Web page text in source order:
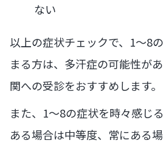
ない
以上の症状チェックで、1～8
まる方は、多汗症の可能性が
関への受診をおすすめします。
また、1～8の症状を時々感じ
ある場合は中等度、常にある